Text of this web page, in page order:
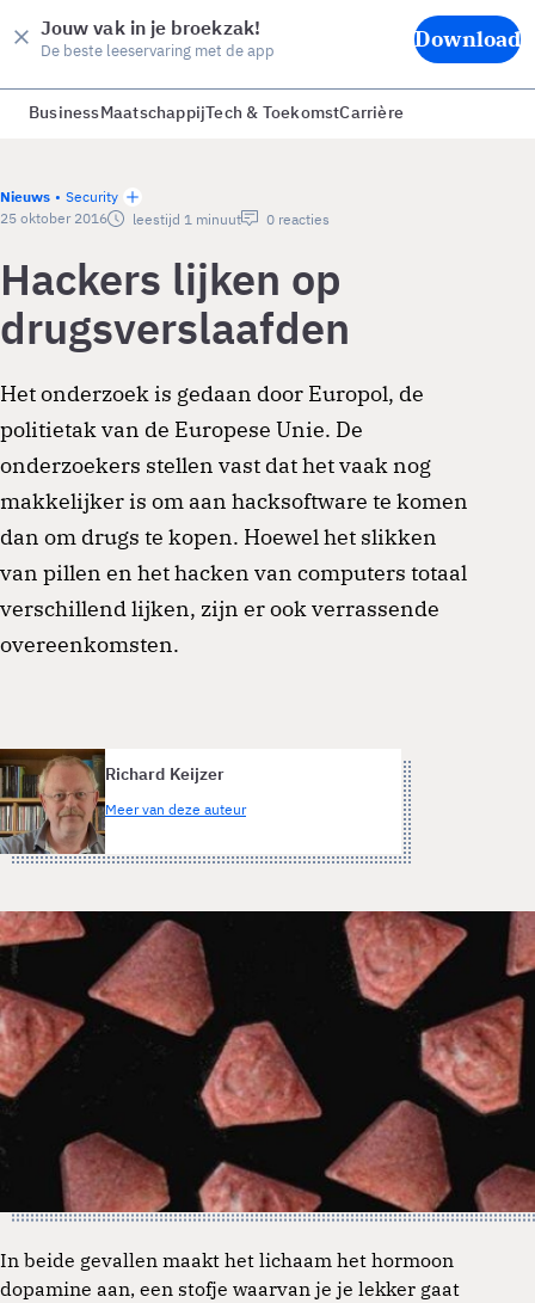
Jouw vak in je broekzak!
De beste leeservaring met de app Download
BusinessMaatschappijTech & ToekomstCarrière
Nieuws
Security
25 oktober 2016
leestijd 1 minuut 0 reacties
Hackers lijken op
drugsverslaafden
Het onderzoek is gedaan door Europol, de
politietak van de Europese Unie. De
onderzoekers stellen vast dat het vaak nog
makkelijker is om aan hacksoftware te komen
dan om drugs te kopen. Hoewel het slikken
van pillen en het hacken van computers totaal
verschillend lijken, zijn er ook verrassende
overeenkomsten.
Richard Keijzer
Meer van deze auteur
In beide gevallen maakt het lichaam het hormoon
dopamine aan, een stofje waarvan je je lekker gaat